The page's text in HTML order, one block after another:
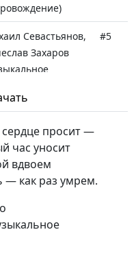
Севастьянов,
Захаров
#5
Севастьянов,
Захаров
#4
Севастьянов,
Захаров
просит —
час уносит
вдвоем
— как раз умрем.